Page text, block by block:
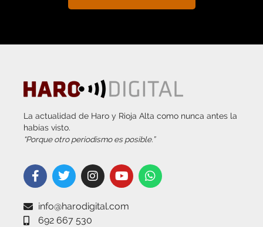
La actualidad de Haro y Rioja Alta como nunca antes la
habías visto.
“Porque otro periodismo es posible.”
info@harodigital.com
692 667 530